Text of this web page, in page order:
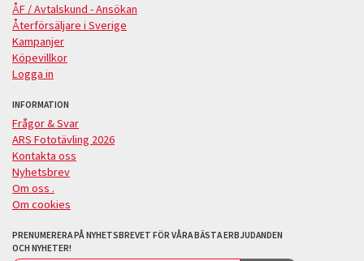
ÅF / Avtalskund - Ansökan
Återförsäljare i Sverige
Kampanjer
Köpevillkor
Logga in
INFORMATION
Frågor & Svar
ARS Fototävling 2026
Kontakta oss
Nyhetsbrev
Om oss .
Om cookies
PRENUMERERA PÅ NYHETSBREVET FÖR VÅRA BÄSTA ERBJUDANDEN
OCH NYHETER!